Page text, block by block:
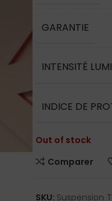
GARANTIE
INTENSITÉ
INDICE DE
Out of stock
Comparer
SKU: Suspension